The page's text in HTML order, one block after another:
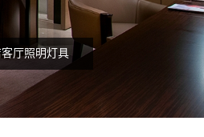
厅照明灯具